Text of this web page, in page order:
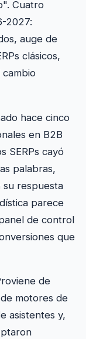
Cuatro
2027:
auge de
clásicos,
cambio
hace cinco
en B2B
SERPs cayó
palabras,
su respuesta
parece
de control
que
de
motores de
asistentes y,